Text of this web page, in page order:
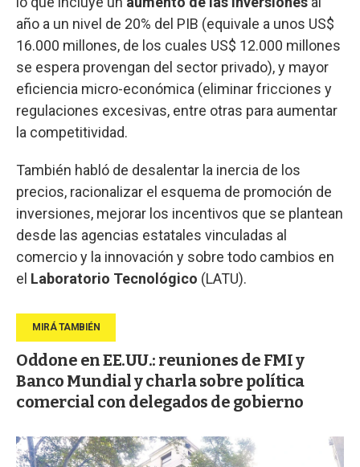
año a un nivel de 20% del PIB (equivale a unos US$
16.000 millones, de los cuales US$ 12.000 millones
se espera provengan del sector privado), y mayor
eficiencia micro-económica (eliminar fricciones y
regulaciones excesivas, entre otras para aumentar
la competitividad.
También habló de desalentar la inercia de los
precios, racionalizar el esquema de promoción de
inversiones, mejorar los incentivos que se plantean
desde las agencias estatales vinculadas al
comercio y la innovación y sobre todo cambios en
el Laboratorio Tecnológico (LATU).
Oddone en EE.UU.: reuniones de FMI y
Banco Mundial y charla sobre política
comercial con delegados de gobierno